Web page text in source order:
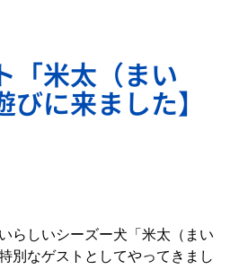
「米太（まい
に来ました】
らしいシーズー犬「米太（まい
別なゲストとしてやってきまし